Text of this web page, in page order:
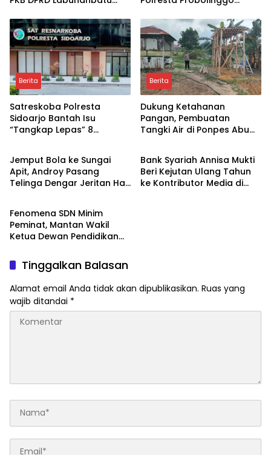
Bertindak
Pungli dan Setoran Rutin
Berita
Satreskoba Polresta
Sidoarjo Bantah Isu
“Tangkap Lepas” 8
Informasi Tidak Benar
Berita
Dukung Ketahanan
Pangan, Pembuatan
Tangki Air di Ponpes Abu
Berita
Jemput Bola ke Sungai
Apit, Androy Pasang
Telinga Dengar Jeritan Hati
Berita
Bank Syariah Annisa Mukti
Beri Kejutan Ulang Tahun
ke Kontributor Media di
Berita
Fenomena SDN Minim
Peminat, Mantan Wakil
Ketua Dewan Pendidikan
Pendidikan Lakukan
Evaluasi dan Merger
Tinggalkan Balasan
Alamat email Anda tidak akan dipublikasikan. Ruas yang
wajib ditandai *